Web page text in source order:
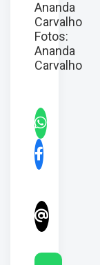
Ananda
Carvalho
Fotos:
Ananda
Carvalho